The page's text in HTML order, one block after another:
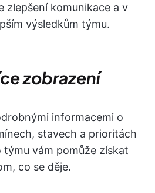
zlepšení komunikace a v
výsledkům týmu.
zobrazení
informacemi o
stavech a prioritách
týmu vám pomůže získat
co se děje.